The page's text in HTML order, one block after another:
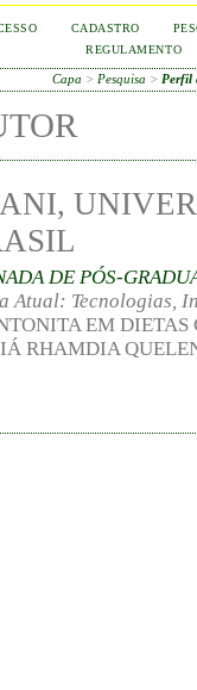
CADASTRO
REGULAMENTO
Capa > Pesquisa > Perfil
DE PÓS-
Atual: Tecnologias,
EM DIETAS
RHAMDIA